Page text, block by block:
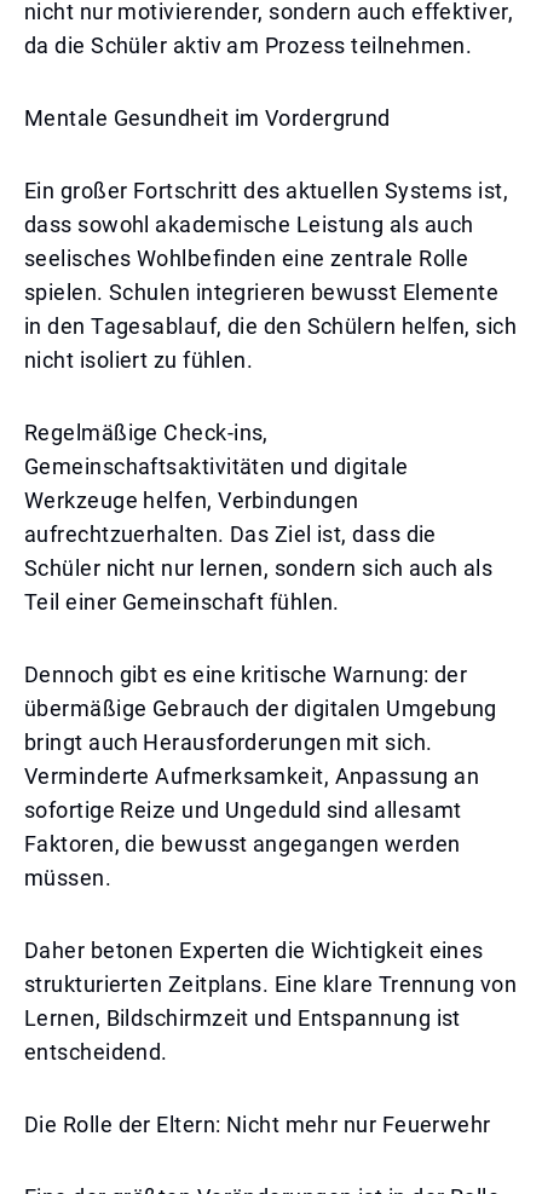
nicht nur motivierender, sondern auch effektiver,
da die Schüler aktiv am Prozess teilnehmen.
Mentale Gesundheit im Vordergrund
Ein großer Fortschritt des aktuellen Systems ist,
dass sowohl akademische Leistung als auch
seelisches Wohlbefinden eine zentrale Rolle
spielen. Schulen integrieren bewusst Elemente
in den Tagesablauf, die den Schülern helfen, sich
nicht isoliert zu fühlen.
Regelmäßige Check-ins,
Gemeinschaftsaktivitäten und digitale
Werkzeuge helfen, Verbindungen
aufrechtzuerhalten. Das Ziel ist, dass die
Schüler nicht nur lernen, sondern sich auch als
Teil einer Gemeinschaft fühlen.
Dennoch gibt es eine kritische Warnung: der
übermäßige Gebrauch der digitalen Umgebung
bringt auch Herausforderungen mit sich.
Verminderte Aufmerksamkeit, Anpassung an
sofortige Reize und Ungeduld sind allesamt
Faktoren, die bewusst angegangen werden
müssen.
Daher betonen Experten die Wichtigkeit eines
strukturierten Zeitplans. Eine klare Trennung von
Lernen, Bildschirmzeit und Entspannung ist
entscheidend.
Die Rolle der Eltern: Nicht mehr nur Feuerwehr